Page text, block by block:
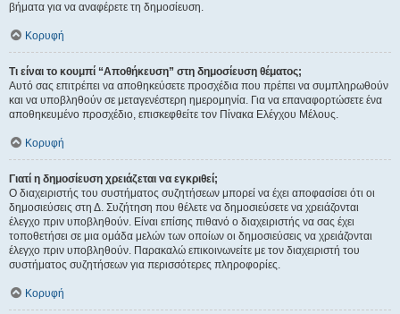
βήματα για να αναφέρετε τη δημοσίευση.
Κορυφή
Τι είναι το κουμπί “Αποθήκευση” στη δημοσίευση θέματος;
Αυτό σας επιτρέπει να αποθηκεύσετε προσχέδια που πρέπει να συμπληρωθούν
και να υποβληθούν σε μεταγενέστερη ημερομηνία. Για να επαναφορτώσετε ένα
αποθηκευμένο προσχέδιο, επισκεφθείτε τον Πίνακα Ελέγχου Μέλους.
Κορυφή
Γιατί η δημοσίευση χρειάζεται να εγκριθεί;
Ο διαχειριστής του συστήματος συζητήσεων μπορεί να έχει αποφασίσει ότι οι
δημοσιεύσεις στη Δ. Συζήτηση που θέλετε να δημοσιεύσετε να χρειάζονται
έλεγχο πριν υποβληθούν. Είναι επίσης πιθανό ο διαχειριστής να σας έχει
τοποθετήσει σε μια ομάδα μελών των οποίων οι δημοσιεύσεις να χρειάζονται
έλεγχο πριν υποβληθούν. Παρακαλώ επικοινωνείτε με τον διαχειριστή του
συστήματος συζητήσεων για περισσότερες πληροφορίες.
Κορυφή